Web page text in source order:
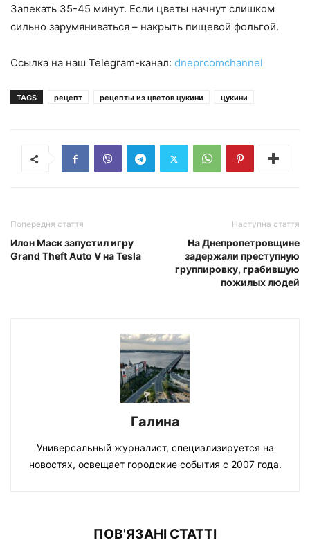
Запекать 35-45 минут. Если цветы начнут слишком
сильно зарумяниваться – накрыть пищевой фольгой.
Ссылка на наш Telegram-канал: dneprcomchannel
TAGS рецепт рецепты из цветов цукини цукини
Попередня стаття
Илон Маск запустил игру
Grand Theft Auto V на Tesla
Наступна стаття
На Днепропетровщине
задержали преступную
группировку, грабившую
пожилых людей
Галина
Универсальный журналист, специализируется на
новостях, освещает городские события с 2007 года.
ПОВ'ЯЗАНІ СТАТТІ